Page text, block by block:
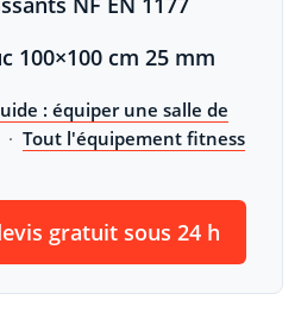
100×100 cm 25 mm
: équiper une salle de
· Tout l'équipement fitness
gratuit sous 24 h